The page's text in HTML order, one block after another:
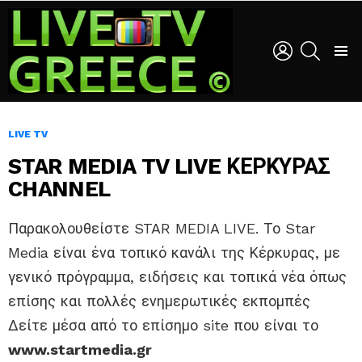
LOGIN
LIVE TV
STAR MEDIA TV LIVE ΚΕΡΚΥΡΑΣ
CHANNEL
Παρακολουθείστε STAR MEDIA LIVE. Το Star
Media είναι ένα τοπικό κανάλι της Κέρκυρας, με
γενικό πρόγραμμα, ειδήσεις και τοπικά νέα όπως
επίσης και πολλές ενημερωτικές εκπομπές
Δείτε μέσα από το επίσημο site που είναι το
www.startmedia.gr